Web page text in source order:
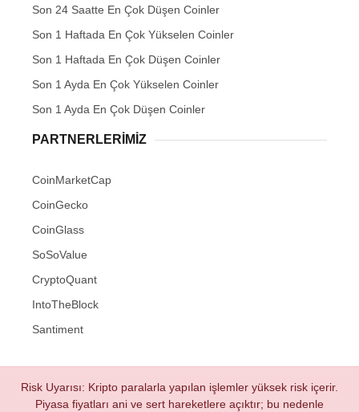
Son 24 Saatte En Çok Düşen Coinler
Son 1 Haftada En Çok Yükselen Coinler
Son 1 Haftada En Çok Düşen Coinler
Son 1 Ayda En Çok Yükselen Coinler
Son 1 Ayda En Çok Düşen Coinler
PARTNERLERIMIZ
CoinMarketCap
CoinGecko
CoinGlass
SoSoValue
CryptoQuant
IntoTheBlock
Santiment
Risk Uyarısı: Kripto paralarla yapılan işlemler yüksek risk içerir.
Piyasa fiyatları ani ve sert hareketlere açıktır; bu nedenle